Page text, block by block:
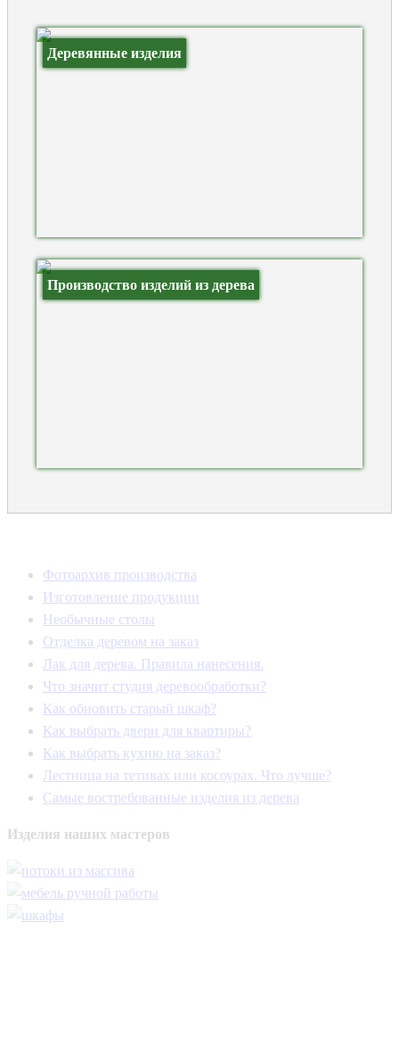
Деревянные изделия
Производство изделий из дерева
Фотоархив производства
Изготовление продукции
Необычные столы
Отделка деревом на заказ
Лак для дерева. Правила нанесения.
Что значит студия деревообработки?
Как обновить старый шкаф?
Как выбрать двери для квартиры?
Как выбрать кухню на заказ?
Лестница на тетивах или косоурах. Что лучше?
Самые востребованные изделия из дерева
Изделия наших мастеров